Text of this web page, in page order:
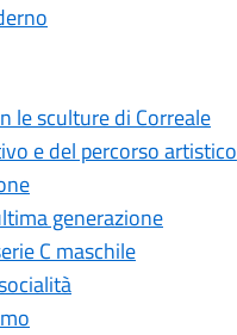
le sculture di Correale
e del percorso artistico
generazione
C maschile